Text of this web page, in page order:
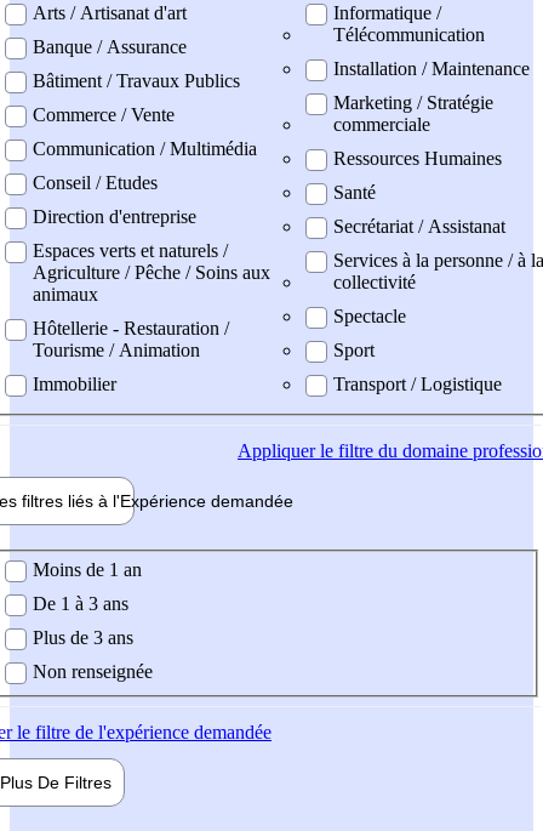
Arts / Artisanat d'art
Banque / Assurance
Bâtiment / Travaux Publics
Commerce / Vente
Communication / Multimédia
Conseil / Etudes
Direction d'entreprise
Espaces verts et naturels /
Agriculture / Pêche / Soins aux
animaux
Hôtellerie - Restauration /
Tourisme / Animation
Immobilier
Informatique /
Télécommunication
Installation / Maintenance
Marketing / Stratégie
commerciale
Ressources Humaines
Santé
Secrétariat / Assistanat
Services à la personne / à la
collectivité
Spectacle
Sport
Transport / Logistique
Appliquerle filtre du domaine
filtres liés à l'Expérience demandée
demandée
Moins de 1 an
De 1 à 3 ans
Plus de 3 ans
Non renseignée
le filtre de l'expérience demandée
Plus De Filtres